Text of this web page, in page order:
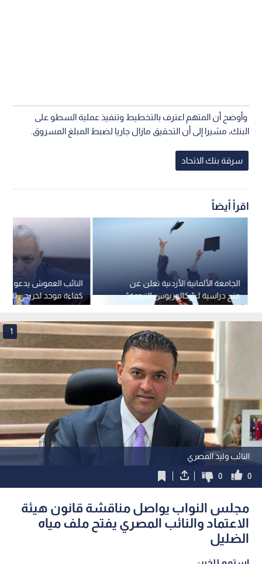
وأوضح أن المتهم اعترف بالتخطيط وتنفيذ عملية السطو على
البنك، مشيرا إلى أن التحقيق مازال جاريا لضبط المبلغ المسروق.
سرقة بنك الاتحاد
اقرأ أيضاً
النائب العموش يدعو
كفاءة موحد لخريجي
الجامعة الألمانية الأردنية تعلن عن
منح دراسية لـ "بكالوريوس الترجمة"
لعام 2026/2027
النائب وليد المصري
1
0
0
مجلس النواب يواصل مناقشة قانون هيئة
الاعتماد والنائب المصري يفتح ملف مياه
الضليل